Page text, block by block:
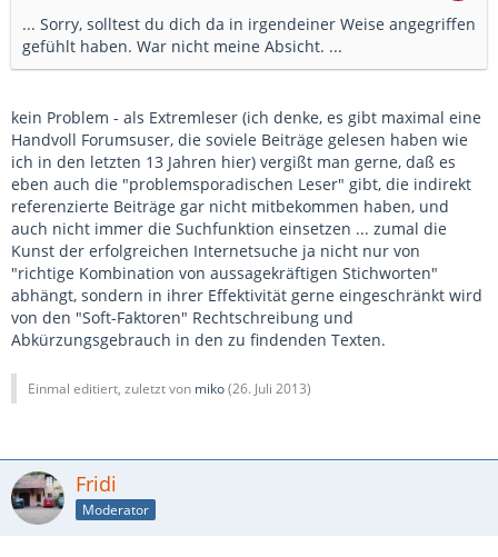
... Sorry, solltest du dich da in irgendeiner Weise angegriffen
gefühlt haben. War nicht meine Absicht. ...
kein Problem - als Extremleser (ich denke, es gibt maximal eine
Handvoll Forumsuser, die soviele Beiträge gelesen haben wie
ich in den letzten 13 Jahren hier) vergißt man gerne, daß es
eben auch die "problemsporadischen Leser" gibt, die indirekt
referenzierte Beiträge gar nicht mitbekommen haben, und
auch nicht immer die Suchfunktion einsetzen ... zumal die
Kunst der erfolgreichen Internetsuche ja nicht nur von
"richtige Kombination von aussagekräftigen Stichworten"
abhängt, sondern in ihrer Effektivität gerne eingeschränkt wird
von den "Soft-Faktoren" Rechtschreibung und
Abkürzungsgebrauch in den zu findenden Texten.
Einmal editiert, zuletzt von miko(26. Juli 2013)
Fridi
Moderator